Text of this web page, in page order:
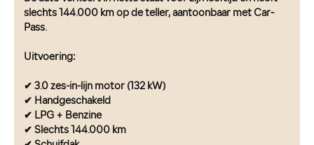
slechts 144.000 km op de teller, aantoonbaar met Car-
Pass.
Uitvoering:
✔ 3.0 zes-in-lijn motor (132 kW)
✔ Handgeschakeld
✔ LPG + Benzine
✔ Slechts 144.000 km